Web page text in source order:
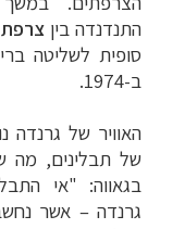
התנדנדה בין צרפת
סופית לשליטה
ב-1974.
האוויר של גרנדה
של תבלינים, מה
בגאווה: "אי
גרנדה– אשר